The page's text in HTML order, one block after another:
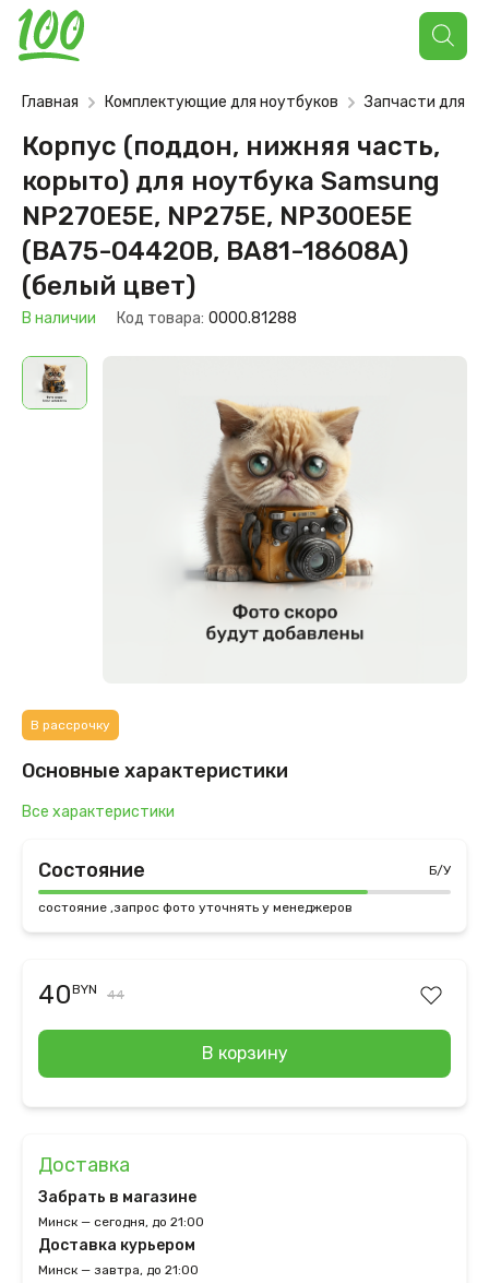
Поиск
товаров
Главная Комплектующие для ноутбуков Запчасти для
Корпус (поддон, нижняя часть,
корыто) для ноутбука Samsung
NP270E5E, NP275E, NP300E5E
(BA75-04420B, BA81-18608A)
(белый цвет)
В наличии Код товара: 0000.81288
В рассрочку
Основные характеристики
Все характеристики
Состояние Б/У
состояние ,запрос фото уточнять у менеджеров
40BYN 44
В корзину
Доставка
Забрать в магазине
Минск — сегодня, до 21:00
Доставка курьером
Минск — завтра, до 21:00